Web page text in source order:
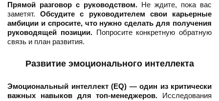
Прямой разговор с руководством. Не ждите, пока вас
заметят.Обсудите с руководителем свои карьерные
амбиции и спросите, что нужно сделать для получения
руководящей позиции.Попросите конкретную обратную
связь и план развития.
Развитие эмоционального интеллекта
Эмоциональный интеллект (EQ) — один из критически
важных навыков для топ-менеджеров. Исследования